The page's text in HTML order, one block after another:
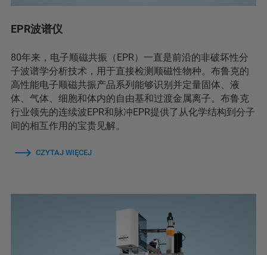
EPR波谱仪
80年来，电子顺磁共振（EPR）一直是前沿的非破坏性分
子波谱学分析技术，用于直接检测顺磁性物种。布鲁克的
高性能电子顺磁共振产品系列能够识别并定量固体、液
体、气体、细胞和体内的自由基和过渡金属离子。布鲁克
行业领先的连续波EPR和脉冲EPR提供了从化学结构到分子
间的相互作用的宝贵见解。
CZYTAJ WIĘCEJ